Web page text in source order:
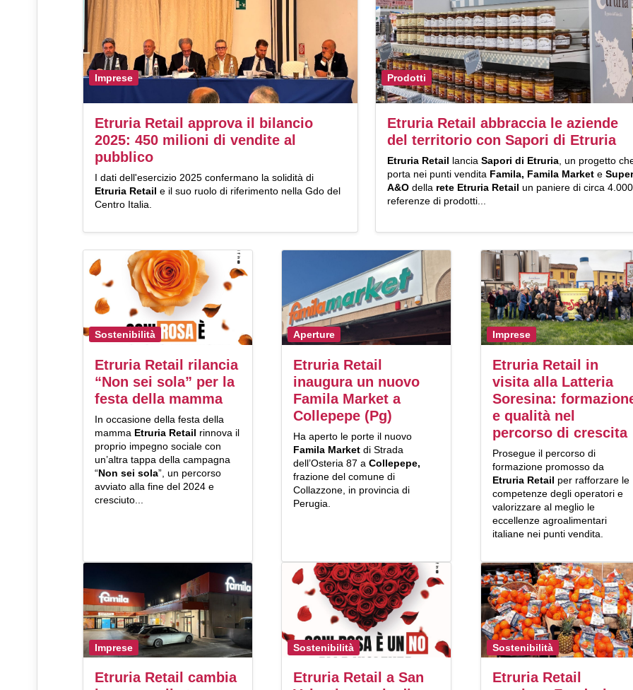
Imprese
Etruria Retail approva il bilancio
2025: 450 milioni di vendite al
pubblico
I dati dell'esercizio 2025 confermano la solidità di
Etruria Retail e il suo ruolo di riferimento nella Gdo del
Centro Italia.
Prodotti
Etruria Retail abbraccia le aziende
del territorio con Sapori di Etruria
Etruria Retail lancia Sapori di Etruria, un progetto
porta nei punti vendita Famila, Famila Markete Super
A&Odella rete Etruria Retail un paniere di circa 4.000
referenze di prodotti...
Sostenibilità
Etruria Retail rilancia
“Non sei sola” per la
festa della mamma
In occasione della festa della
mamma Etruria Retail rinnova il
proprio impegno sociale con
un’altra tappa della campagna
“Non sei sola”, un percorso
avviato alla fine del 2024 e
cresciuto...
Aperture
Etruria Retail
inaugura un nuovo
Famila Market a
Collepepe (Pg)
Ha aperto le porte il nuovo
Famila Market di Strada
dell’Osteria 87 aCollepepe,
frazione del comune di
Collazzone, in provincia di
Perugia.
Imprese
Etruria Retail in
visita alla Latteria
Soresina:
e qualità nel
percorso di crescita
Prosegue il percorso di
formazione promosso da
Etruria Retail per rafforzare le
competenze degli operatori e
valorizzare al meglio le
eccellenze agroalimentari
italiane nei punti vendita.
Imprese
Etruria Retail cambia
Sostenibilità
Etruria Retail a San
Sostenibilità
Etruria Retail